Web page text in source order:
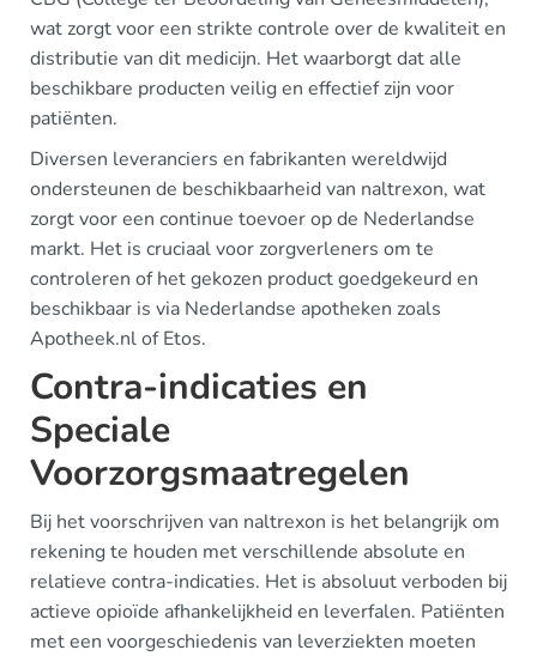
wat zorgt voor een strikte controle over de kwaliteit en
distributie van dit medicijn. Het waarborgt dat alle
beschikbare producten veilig en effectief zijn voor
patiënten.
Diversen leveranciers en fabrikanten wereldwijd
ondersteunen de beschikbaarheid van naltrexon, wat
zorgt voor een continue toevoer op de Nederlandse
markt. Het is cruciaal voor zorgverleners om te
controleren of het gekozen product goedgekeurd en
beschikbaar is via Nederlandse apotheken zoals
Apotheek.nl of Etos.
Contra-indicaties en
Speciale
Voorzorgsmaatregelen
Bij het voorschrijven van naltrexon is het belangrijk om
rekening te houden met verschillende absolute en
relatieve contra-indicaties. Het is absoluut verboden bij
actieve opioïde afhankelijkheid en leverfalen. Patiënten
met een voorgeschiedenis van leverziekten moeten